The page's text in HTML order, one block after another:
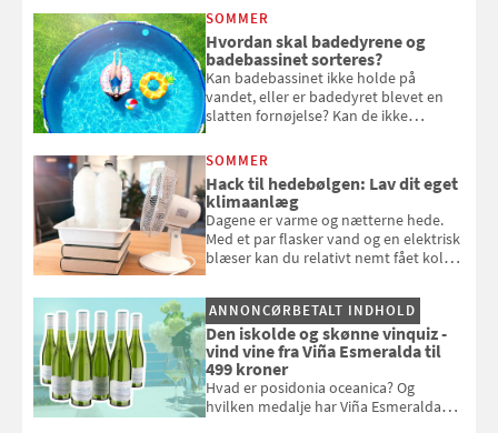
at bede naboen om at vande eller
SOMMER
Hvordan skal badedyrene og
badebassinet sorteres?
Kan badebassinet ikke holde på
vandet, eller er badedyret blevet en
slatten fornøjelse? Kan de ikke
opmærksom, når du smider
badebassinet eller et badedyr ud
SOMMER
Hack til hedebølgen: Lav dit eget
klimaanlæg
Dagene er varme og nætterne hede.
Med et par flasker vand og en elektrisk
blæser kan du relativt nemt fået koldt
og se, hvordan du gør
ANNONCØRBETALT INDHOLD
Den iskolde og skønne vinquiz -
vind vine fra Viña Esmeralda til
499 kroner
Hvad er posidonia oceanica? Og
hvilken medalje har Viña Esmeralda